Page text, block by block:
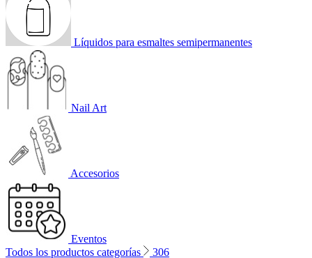
Líquidos para esmaltes semipermanentes
Nail Art
Accesorios
Eventos
Todos los productos categorías
306